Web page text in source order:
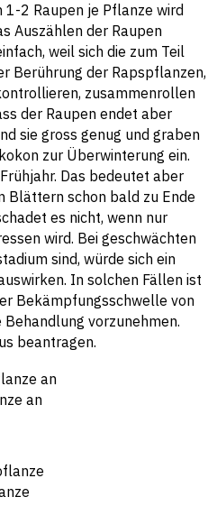
2 Raupen je Pflanze wird
Auszählen der Raupen
weil sich die zum Teil
Berührung der Rapspflanzen,
zusammenrollen
der Raupen endet aber
sie gross genug und graben
zur Überwinterung ein.
Das bedeutet aber
Blättern schon bald zu Ende
es nicht, wenn nur
wird. Bei geschwächten
sind, würde sich ein
In solchen Fällen ist
Bekämpfungsschwelle von
vorzunehmen.
beantragen.
an